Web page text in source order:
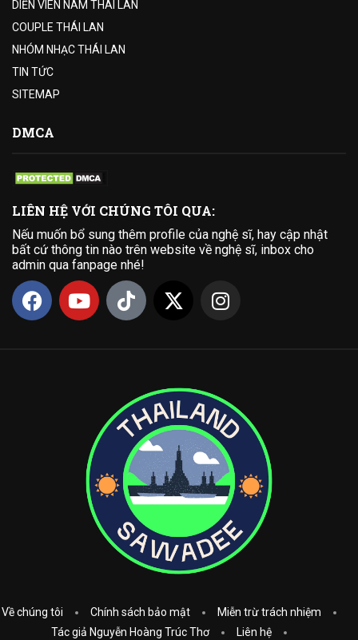
DIỄN VIÊN NAM THÁI LAN
COUPLE THÁI LAN
NHÓM NHẠC THÁI LAN
TIN TỨC
SITEMAP
DMCA
LIÊN HỆ VỚI CHÚNG TÔI QUA:
Nếu muốn bổ sung thêm profile của nghệ sĩ, hay cập nhật
bất cứ thông tin nào trên website về nghệ sĩ, inbox cho
admin qua fanpage nhé!
Về chúng tôi Chính sách bảo mật
Miễn trừ trách nhiệm
Tác giả Nguyễn Hoàng Trúc Thơ
Liên hệ